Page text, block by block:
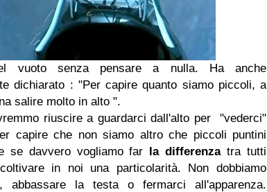
vuoto senza pensare a nulla. Ha anche
dichiarato : "Per capire quanto siamo piccoli, a
salire molto in alto ".
riuscire a guardarci dall'alto per "vederci"
capire che non siamo altro che piccoli puntini
se davvero vogliamo far la differenzatra tutti
in noi una particolarità. Non dobbiamo
abbassare la testa o fermarci all'apparenza.